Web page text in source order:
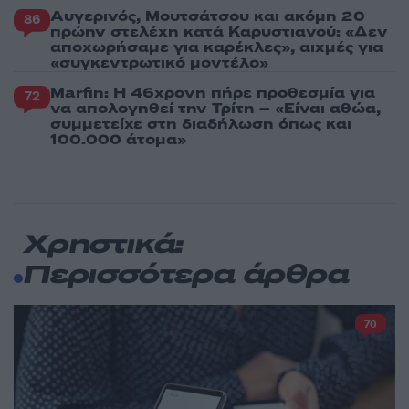
86 Αυγερινός, Μουτσάτσου και ακόμη 20
πρώην στελέχη κατά Καρυστιανού: «Δεν
αποχωρήσαμε για καρέκλες», αιχμές για
«συγκεντρωτικό μοντέλο»
72 Marfin: Η 46χρονη πήρε προθεσμία για
να απολογηθεί την Τρίτη – «Είναι αθώα,
συμμετείχε στη διαδήλωση όπως και
100.000 άτομα»
Χρηστικά:
Περισσότερα άρθρα
70